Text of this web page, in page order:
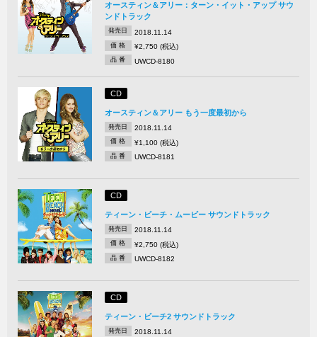
オースティン＆アリー：ターン・イット・アップ サウ
ンドトラック
発売日 2018.11.14
価 格 ¥2,750 (税込)
品 番 UWCD-8180
CD
オースティン＆アリー もう一度最初から
発売日 2018.11.14
価 格 ¥1,100 (税込)
品 番 UWCD-8181
CD
ティーン・ビーチ・ムービー サウンドトラック
発売日 2018.11.14
価 格 ¥2,750 (税込)
品 番 UWCD-8182
CD
ティーン・ビーチ2 サウンドトラック
発売日 2018.11.14